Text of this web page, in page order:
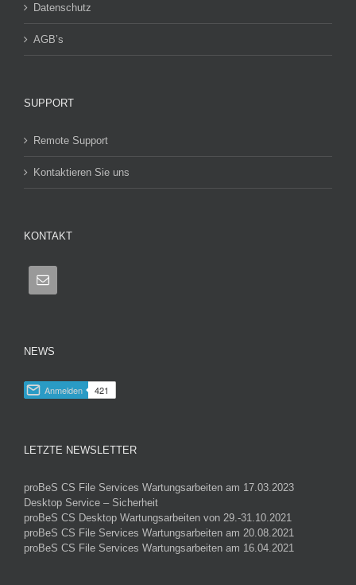
Datenschutz
AGB’s
SUPPORT
Remote Support
Kontaktieren Sie uns
KONTAKT
NEWS
LETZTE NEWSLETTER
proBeS CS File Services Wartungsarbeiten am 17.03.2023
Desktop Service – Sicherheit
proBeS CS Desktop Wartungsarbeiten von 29.-31.10.2021
proBeS CS File Services Wartungsarbeiten am 20.08.2021
proBeS CS File Services Wartungsarbeiten am 16.04.2021